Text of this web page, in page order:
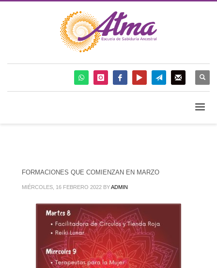
FORMACIONES QUE COMIENZAN EN MARZO
MIÉRCOLES, 16 FEBRERO 2022 BYADMIN